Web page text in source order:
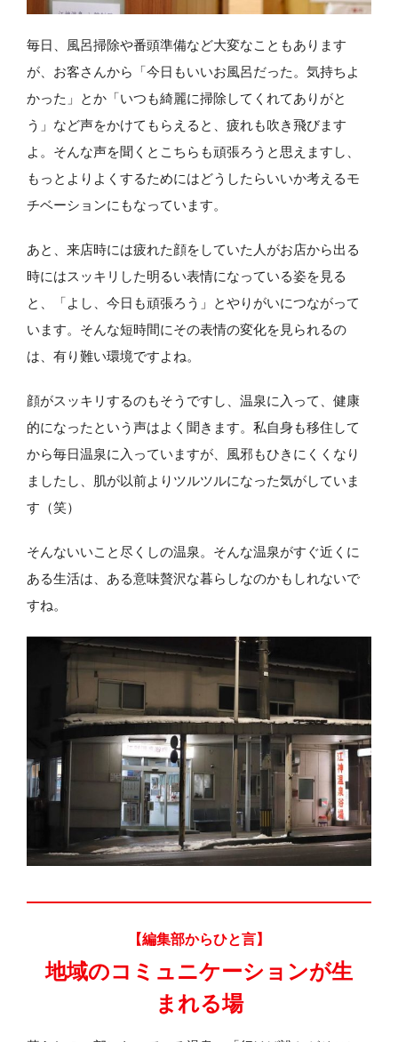
毎日、風呂掃除や番頭準備など大変なこともあります
が、お客さんから「今日もいいお風呂だった。気持ちよ
かった」とか「いつも綺麗に掃除してくれてありがと
う」など声をかけてもらえると、疲れも吹き飛びます
よ。そんな声を聞くとこちらも頑張ろうと思えますし、
もっとよりよくするためにはどうしたらいいか考えるモ
チベーションにもなっています。
あと、来店時には疲れた顔をしていた人がお店から出る
時にはスッキリした明るい表情になっている姿を見る
と、「よし、今日も頑張ろう」とやりがいにつながって
います。そんな短時間にその表情の変化を見られるの
は、有り難い環境ですよね。
顔がスッキリするのもそうですし、温泉に入って、健康
的になったという声はよく聞きます。私自身も移住して
から毎日温泉に入っていますが、風邪もひきにくくなり
ましたし、肌が以前よりツルツルになった気がしていま
す（笑）
そんないいこと尽くしの温泉。そんな温泉がすぐ近くに
ある生活は、ある意味贅沢な暮らしなのかもしれないで
すね。
【編集部からひと言】
地域のコミュニケーションが生
まれる場